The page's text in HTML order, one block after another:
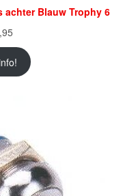
achter Blauw Trophy 6